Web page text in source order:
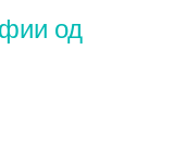
од